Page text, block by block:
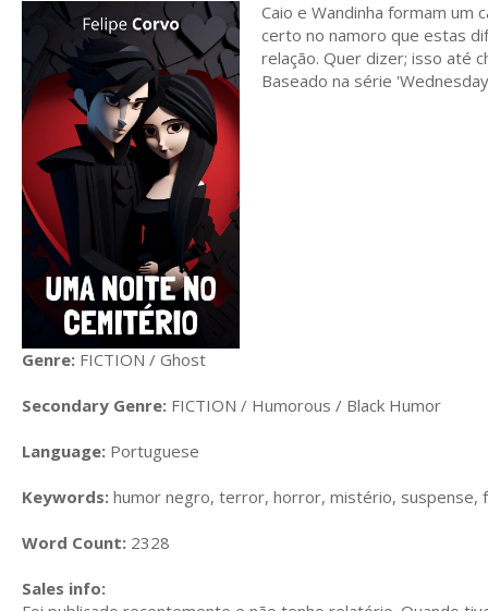
Caio e Wandinha formam um
certo no namoro que estas
relação. Quer dizer; isso até
Baseado na série
Genre: FICTION / Ghost
Secondary Genre: FICTION / Humorous / Black Humor
Language: Portuguese
Keywords: humor negro, terror, horror, mistério, suspense,
Word Count: 2328
Sales info: